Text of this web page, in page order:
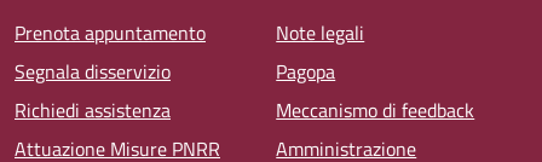
Menu piè di pagina
Prenota appuntamento
Segnala disservizio
Richiedi assistenza
Attuazione Misure PNRR
Note legali
Pagopa
Meccanismo di feedback
Amministrazione